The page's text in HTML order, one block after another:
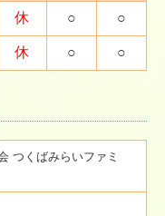
休 ○ ○
休 ○ ○
つくばみらいファミ